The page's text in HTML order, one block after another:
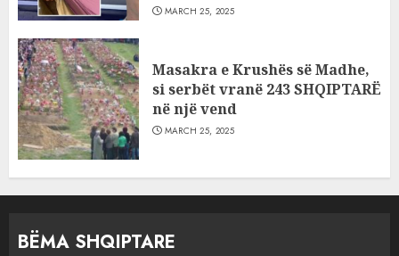
MARCH 25, 2025
Masakra e Krushës së Madhe,
si serbët vranë 243 SHQIPTARË
në një vend
MARCH 25, 2025
BËMA SHQIPTARE